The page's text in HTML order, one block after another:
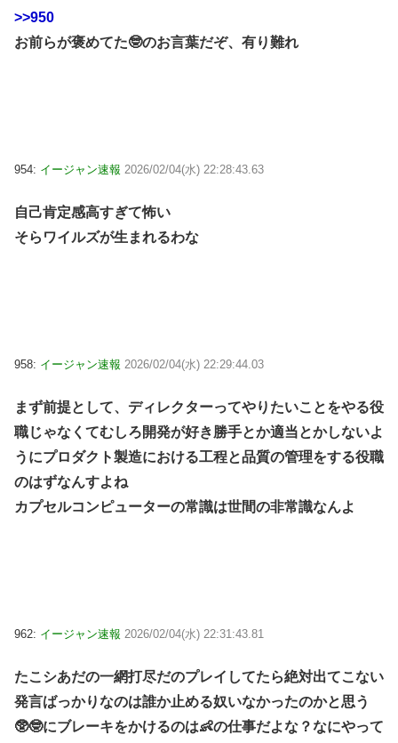
>>950
お前らが褒めてた🤓のお言葉だぞ、有り難れ
954: イージャン速報 2026/02/04(水) 22:28:43.63
自己肯定感高すぎて怖い
そらワイルズが生まれるわな
958: イージャン速報 2026/02/04(水) 22:29:44.03
まず前提として、ディレクターってやりたいことをやる役
職じゃなくてむしろ開発が好き勝手とか適当とかしないよ
うにプロダクト製造における工程と品質の管理をする役職
のはずなんすよね
カプセルコンピューターの常識は世間の非常識なんよ
962: イージャン速報 2026/02/04(水) 22:31:43.81
たこシあだの一網打尽だのプレイしてたら絶対出てこない
発言ばっかりなのは誰か止める奴いなかったのかと思う
🥸🤓にブレーキをかけるのは👶の仕事だよな？なにやって